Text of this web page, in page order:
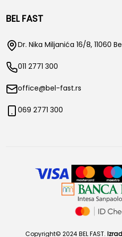
BEL FAST
Dr. Nika Miljanića 16/8, 11060
011 2771 300
office@bel-fast.rs
069 2771 300
Copyright© 2024 BEL FAST.